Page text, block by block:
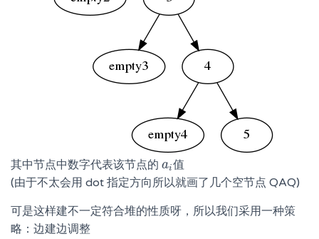
其中节点中数字代表该节点的 ai
ai 值
(由于不太会用 dot 指定方向所以就画了几个空节点 QAQ)
可是这样建不一定符合堆的性质呀，所以我们采用一种策
略：边建边调整